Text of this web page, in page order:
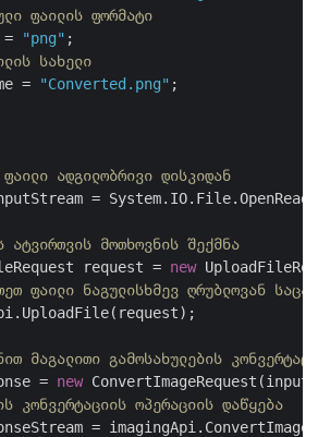
ფაილის ფორმატი
=
"png"
სახელი
=
"Converted.png" ;
ადგილობრივი დისკიდან
= System.IO.File.OpenRead(
ატვირთვის მოთხოვნის შექმნა
request =
new
ფაილი ნაგულისხმევ ღრუბლოვან
მაგალითი გამოსახულების
= new
კონვერტაციის ოპერაციის დაწყება
=